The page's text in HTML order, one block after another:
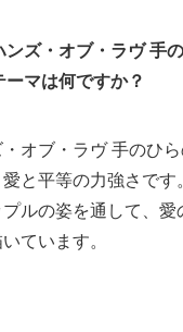
ンズ・オブ・ラヴ 手
ーマは何ですか？
・オブ・ラヴ 手のひ
と平等の力強さです
ルの姿を通して、愛
ています。